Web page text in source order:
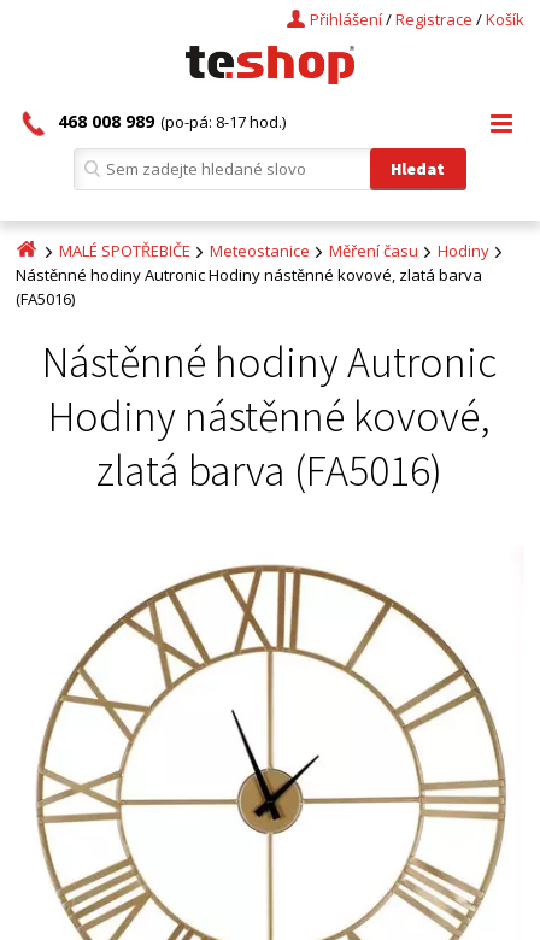
Košík
/
Registrace
/
Přihlášení
468 008 989 (po-pá: 8-17 hod.)
MALÉ SPOTŘEBIČE Meteostanice Měření času
Hodiny
Nástěnné hodiny Autronic Hodiny nástěnné kovové, zlatá barva
(FA5016)
Nástěnné hodiny Autronic
Hodiny nástěnné kovové,
zlatá barva (FA5016)